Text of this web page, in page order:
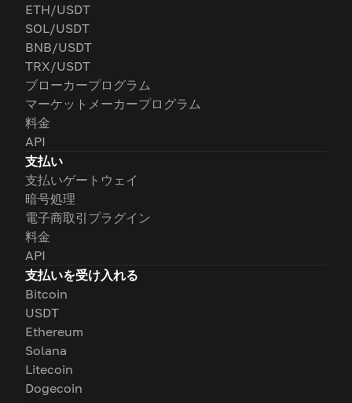
ETH/USDT
SOL/USDT
BNB/USDT
TRX/USDT
ブローカープログラム
マーケットメーカープログラム
料金
API
支払い
支払いゲートウェイ
暗号処理
電子商取引プラグイン
料金
API
支払いを受け入れる
Bitcoin
USDT
Ethereum
Solana
Litecoin
Dogecoin